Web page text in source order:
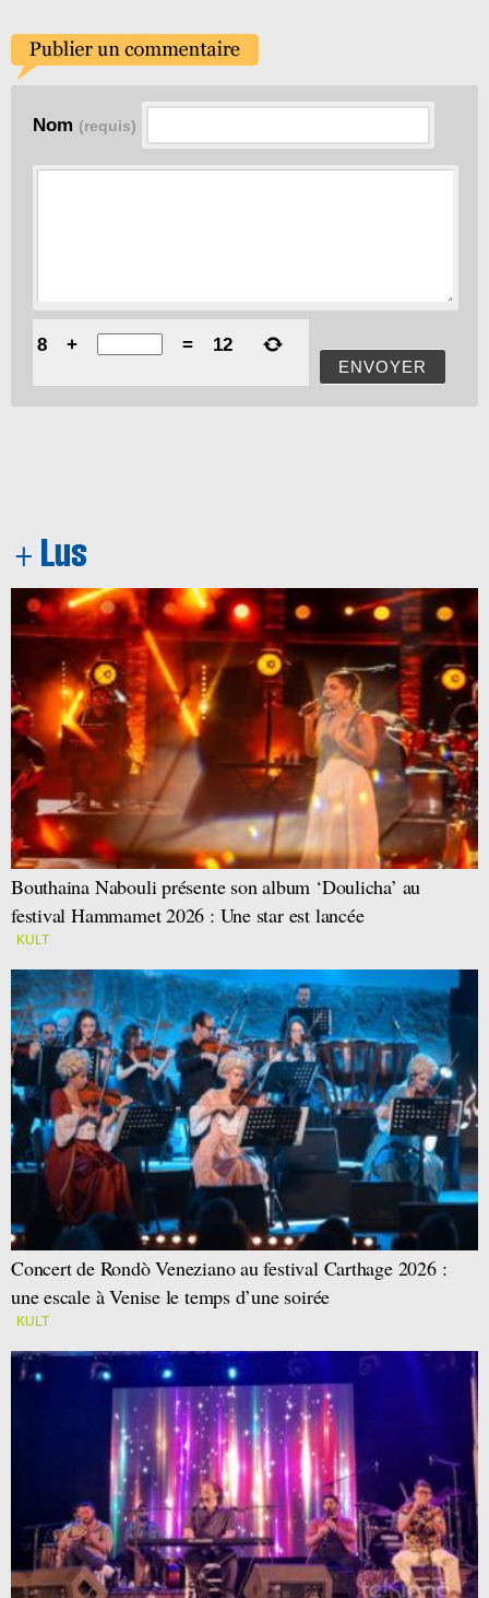
Nom (requis)
ENVOYER
8 + = 12
Bouthaina Nabouli présente son album ‘Doulicha’ au
festival Hammamet 2026 : Une star est lancée
KULT
Concert de Rondò Veneziano au festival Carthage 2026 :
une escale à Venise le temps d’une soirée
KULT